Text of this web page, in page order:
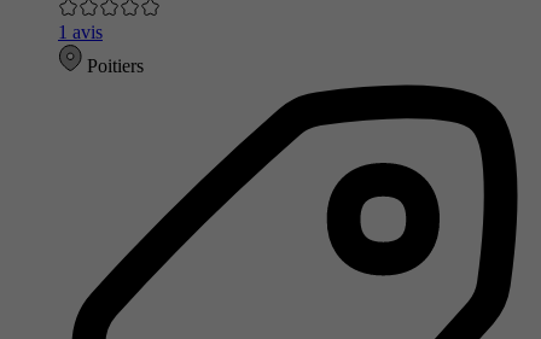
1 avis
Poitiers